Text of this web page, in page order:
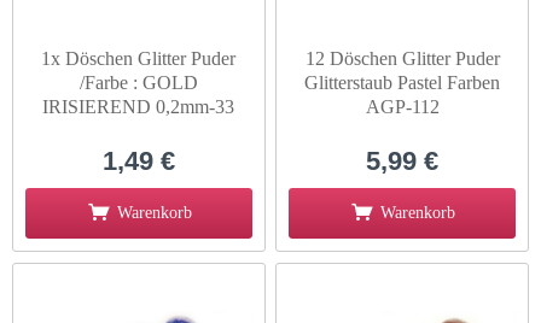
1x Döschen Glitter Puder
/Farbe : GOLD
IRISIEREND 0,2mm-33
1,49 €
Warenkorb
12 Döschen Glitter Puder
Glitterstaub Pastel Farben
AGP-112
5,99 €
Warenkorb